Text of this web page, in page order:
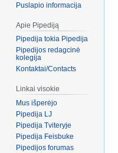
Puslapio informacija
Apie Pipediją
Pipedija tokia Pipedija
Pipedijos redagcinė
kolegija
Kontaktai/Contacts
Linkai visokie
Mus išperėjo
Pipedija LJ
Pipedija Tviteryje
Pipedija Feisbuke
Pipedijos forumas